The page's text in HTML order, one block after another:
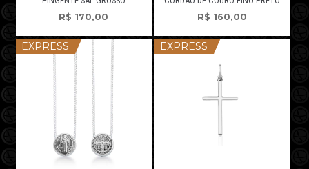
R$ 170,00
R$ 160,00
EXPRESS EXPRESS